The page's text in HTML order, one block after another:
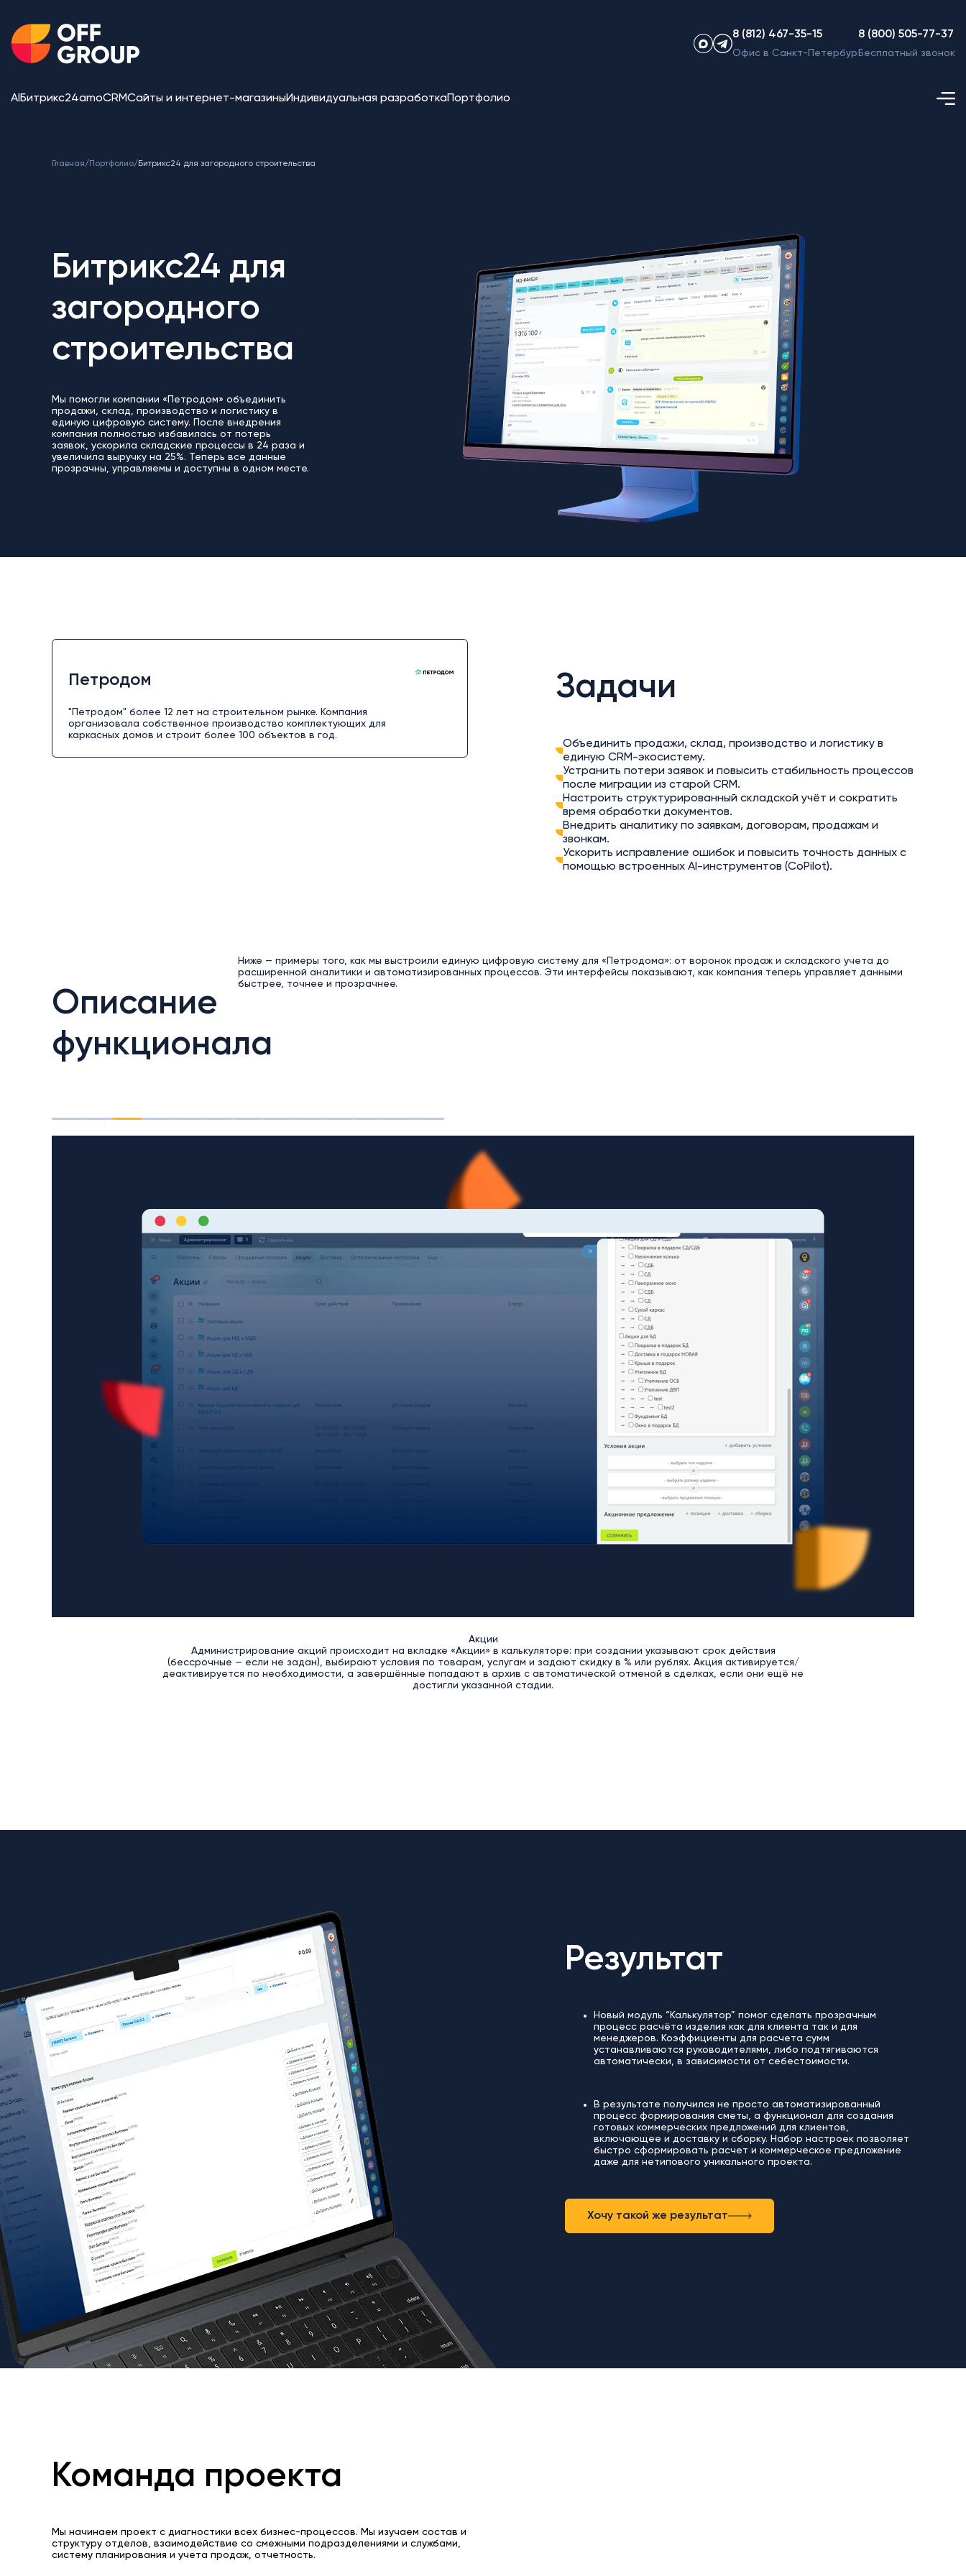
8 (812) 467-35-15
Офис в Санкт-Петербурге
8 (800) 505-77-37
Бесплатный звонок
AI Битрикс24amoCRMСайты и интернет-магазиныИндивидуальная разработкаПортфолио
Главная/ Портфолио/ Битрикс24 для загородного строительства
Битрикс24 для
загородного
строительства
Мы помогли компании «Петродом» объединить
продажи, склад, производство и логиcтику в
единую цифровую систему. После внедрения
компания полностью избавилась от потерь
заявок, ускорила складские процессы в 24 раза и
увеличила выручку на 25%. Теперь все данные
прозрачны, управляемы и доступны в одном месте.
Петродом
"Петродом" более 12 лет на строительном рынке. Компания
организовала собственное производство комплектующих для
каркасных домов и строит более 100 объектов в год.
Задачи
Объединить продажи, склад, производство и логистику в
единую CRM-экосистему.
Устранить потери заявок и повысить стабильность процессов
после миграции из старой CRM.
Настроить структурированный складской учёт и сократить
время обработки документов.
Внедрить аналитику по заявкам, договорам, продажам и
звонкам.
Ускорить исправление ошибок и повысить точность данных с
помощью встроенных AI-инструментов (CoPilot).
Описание
функционала
Ниже — примеры того, как мы выстроили единую цифровую систему для «Петродома»: от воронок продаж и складского учета до
расширенной аналитики и автоматизированных процессов. Эти интерфейсы показывают, как компания теперь управляет данными
быстрее, точнее и прозрачнее.
Акции
Администрирование акций происходит на вкладке «Акции» в калькуляторе: при создании указывают срок действия
(бессрочные — если не задан), выбирают условия по товарам, услугам и задают скидку в % или рублях. Акция активируется/
деактивируется по необходимости, а завершённые попадают в архив с автоматической отменой в сделках, если они ещё не
достигли указанной стадии.
Результат
Новый модуль “Калькулятор” помог сделать прозрачным
процесс расчёта изделия как для клиента так и для
менеджеров. Коэффициенты для расчета сумм
устанавливаются руководителями, либо подтягиваются
автоматически, в зависимости от себестоимости.
В результате получился не просто автоматизированный
процесс формирования сметы, а функционал для создания
готовых коммерческих предложений для клиентов,
включающее и доставку и сборку. Набор настроек позволяет
быстро сформировать расчет и коммерческое предложение
даже для нетипового уникального проекта.
Хочу такой же результат
Команда проекта
Мы начинаем проект с диагностики всех бизнес-процессов. Мы изучаем состав и
структуру отделов, взаимодействие со смежными подразделениями и службами,
систему планирования и учета продаж, отчетность.